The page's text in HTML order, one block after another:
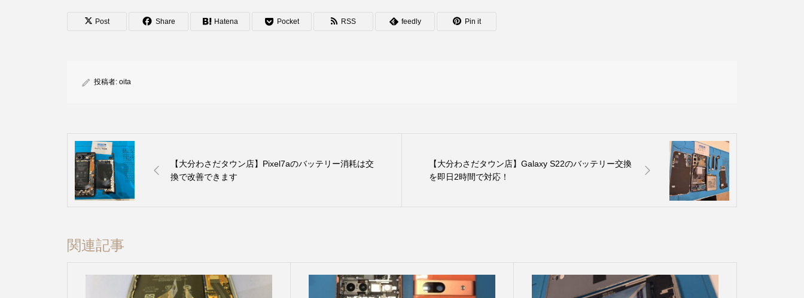
Post Share Hatena Pocket RSS feedly Pin it
投稿者: oita
【大分わさだタウン店】Pixel7aのバッテリー消耗は交
換で改善できます
【大分わさだタウン店】Galaxy S22のバッテリー交換
を即日2時間で対応！
関連記事